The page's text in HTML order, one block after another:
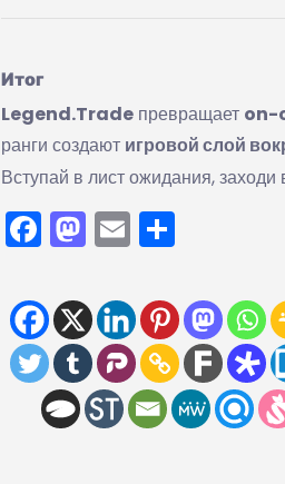
Итог
Legend.Trade превращает on-
ранги создают игровой слой
Вступай в лист ожидания,
Facebook
Mastodon
Email